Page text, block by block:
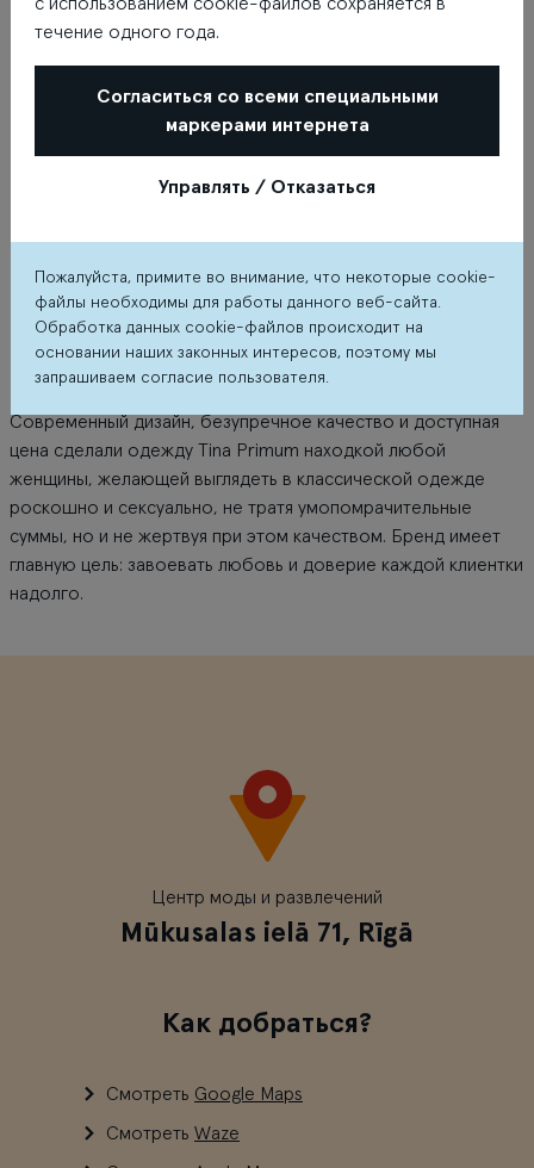
О магазине
Современный дизайн, безупречное качество и доступная
цена сделали одежду Tina Primum находкой любой
женщины, желающей выглядеть в классической одежде
роскошно и сексуально, не тратя умопомрачительные
суммы, но и не жертвуя при этом качеством. Бренд имеет
главную цель: завоевать любовь и доверие каждой клиентки
надолго.
Центр моды и развлечений
Mūkusalas ielā 71, Rīgā
Как добраться?
Смотреть Google Maps
Смотреть Waze
течение одного года.
Согласиться со всеми специальными
маркерами интернета
Управлять / Отказаться
Пожалуйста, примите во внимание, что некоторые cookie-
файлы необходимы для работы данного веб-сайта.
Обработка данных cookie-файлов происходит на
основании наших законных интересов, поэтому мы
запрашиваем согласие пользователя.